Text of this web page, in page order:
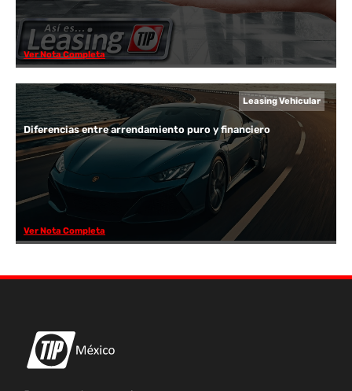
Ver Nota Completa
Leasing Vehicular
Diferencias entre arrendamiento puro y financiero
Ver Nota Completa